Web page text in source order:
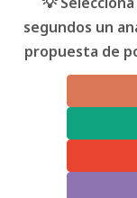
segundos un
propuesta de